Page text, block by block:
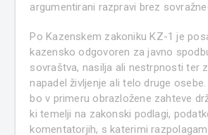
argumentirani razpravi brez
Po Kazenskem zakoniku KZ-1 je
kazensko odgovoren za javno
sovraštva, nasilja ali nestrpnosti ter
napadel življenje ali telo druge
bo v primeru obrazložene zahteve
ki temelji na zakonski podlagi,
komentatorjih, s katerimi